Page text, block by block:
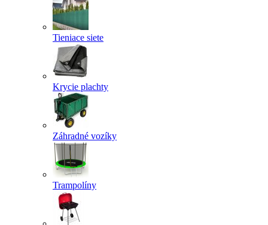
Tieniace siete
Krycie plachty
Záhradné vozíky
Trampolíny